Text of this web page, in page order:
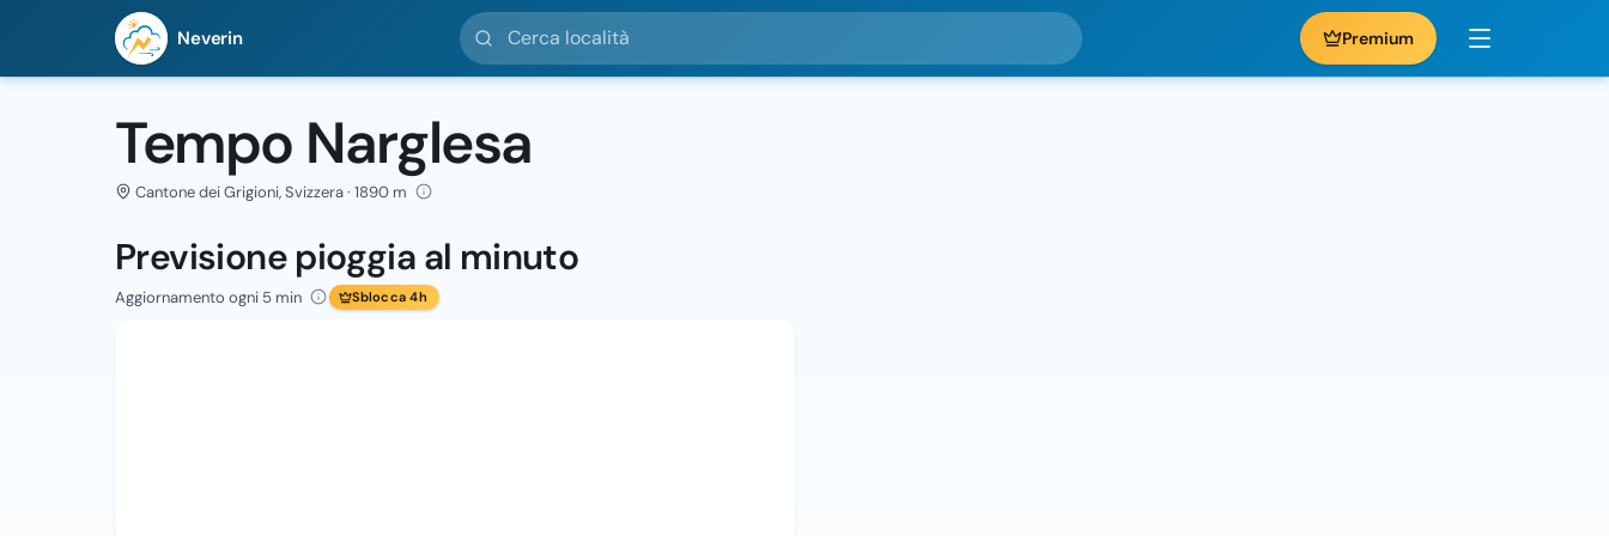
Neverin
Cerca località
Premium
Tempo Narglesa
Cantone dei Grigioni, Svizzera · 1890 m
Previsione pioggia al minuto
Aggiornamento ogni 5 min Sblocca 4h